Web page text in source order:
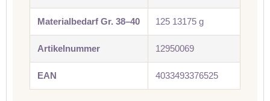
Materialbedarf Gr. 38–40 125 13175 g
Artikelnummer 12950069
EAN 4033493376525